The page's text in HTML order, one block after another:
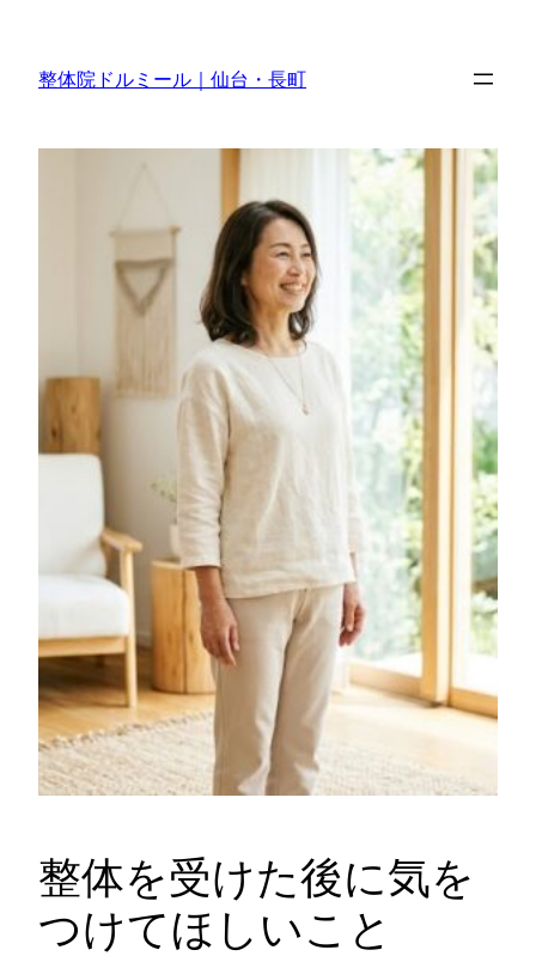
整体院ドルミール｜仙台・長町
整体を受けた後に気を
つけてほしいこと